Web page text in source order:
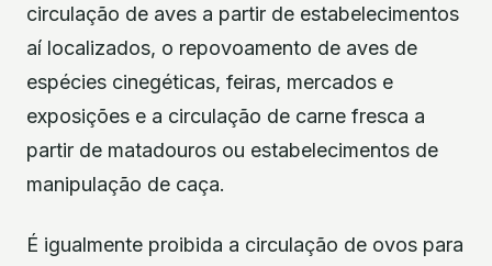
circulação de aves a partir de estabelecimentos
aí localizados, o repovoamento de aves de
espécies cinegéticas, feiras, mercados e
exposições e a circulação de carne fresca a
partir de matadouros ou estabelecimentos de
manipulação de caça.
É igualmente proibida a circulação de ovos para